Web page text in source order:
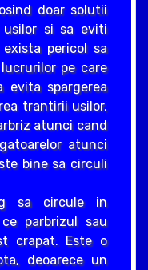
doar solutii
usilor si sa eviti
pericol sa
pe care
spargerea
trantirii usilor,
atunci cand
atunci
bine sa circuli
sa circule in
parbrizul sau
crapat. Este o
deoarece un